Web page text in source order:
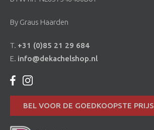
By Graus Haarden
T. +31 (0)85 21 29 684
E. info@dekachelshop.nl
BEL VOOR DE GOEDKOOPSTE PRIJS